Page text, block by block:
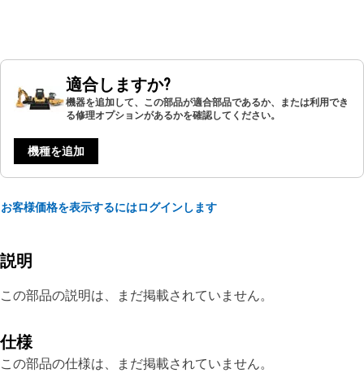
適合しますか?
機器を追加して、この部品が適合部品であるか、または利用でき
る修理オプションがあるかを確認してください。
機種を追加
お客様価格を表示するにはログインします
説明
この部品の説明は、まだ掲載されていません。
仕様
この部品の仕様は、まだ掲載されていません。